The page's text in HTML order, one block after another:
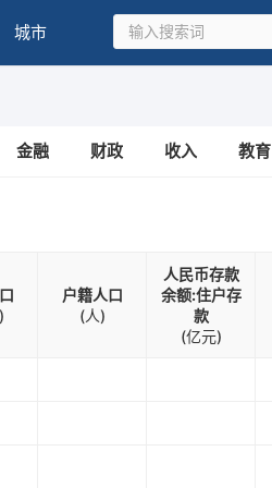
城市
金融 财政 收入 教育
户籍人口
(人)
人民币存款
余额:住户存
款
(亿元)